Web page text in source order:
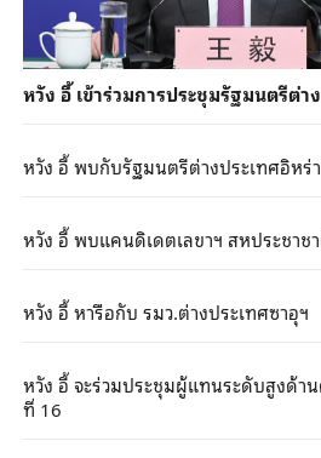
หวัง อี้ เข้าร่วมการประชุมรัฐมนตรีต่า
หวัง อี้ พบกับรัฐมนตรีต่างประเทศอิหร่
หวัง อี้ พบแคนดิเดตเลขาฯ สหประชาช
หวัง อี้ หารือกับ รมว.ต่างประเทศซาอุฯ
หวัง อี้ จะร่วมประชุมผู้แทนระดับสูงด้
ที่ 16